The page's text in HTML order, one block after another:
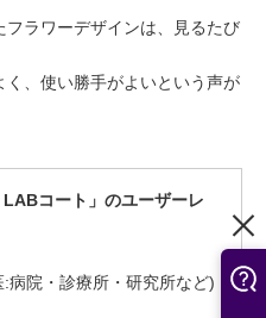
フラワーデザインは、見るたび
、使い勝手がよいという声が
コート」のユーザーレ
病院・診療所・研究所など)